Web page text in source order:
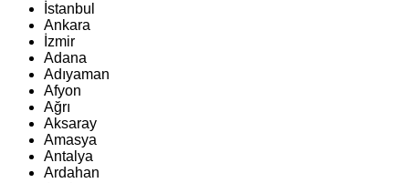
İstanbul
Ankara
İzmir
Adana
Adıyaman
Afyon
Ağrı
Aksaray
Amasya
Antalya
Ardahan